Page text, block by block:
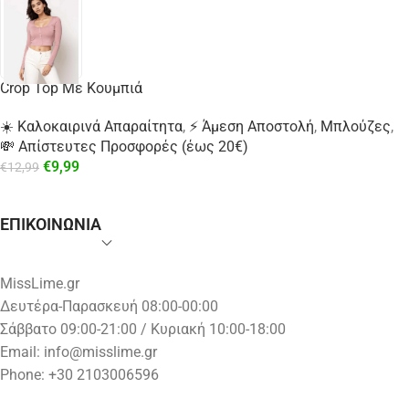
Crop Top Με Κουμπιά
☀️ Καλοκαιρινά Απαραίτητα, ⚡ Άμεση Αποστολή, Μπλούζες,
💸 Απίστευτες Προσφορές (έως 20€)
€12,99 €9,99
ΕΠΙΚΟΙΝΩΝΙΑ
MissLime.gr
Δευτέρα-Παρασκευή 08:00-00:00
Σάββατο 09:00-21:00 / Κυριακή 10:00-18:00
Email: info@misslime.gr
Phone: +30 2103006596